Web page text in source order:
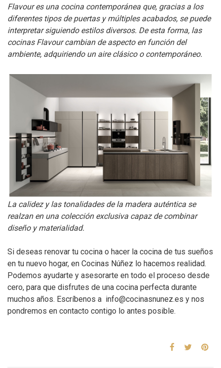
Flavour es una cocina contemporánea que, gracias a los
diferentes tipos de puertas y múltiples acabados, se puede
interpretar siguiendo estilos diversos. De esta forma, las
cocinas Flavour cambian de aspecto en función del
ambiente, adquiriendo un aire clásico o contemporáneo.
La calidez y las tonalidades de la madera auténtica se
realzan en una colección exclusiva capaz de combinar
diseño y materialidad.
Si deseas renovar tu cocina o hacer la cocina de tus sueños
en tu nuevo hogar, en Cocinas Núñez lo hacemos realidad.
Podemos ayudarte y asesorarte en todo el proceso desde
cero, para que disfrutes de una cocina perfecta durante
muchos años. Escríbenos a info@cocinasnunez.es y nos
pondremos en contacto contigo lo antes posible.